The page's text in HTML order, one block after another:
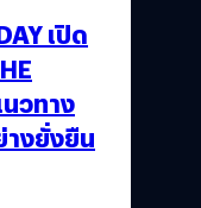
เปิด
วทาง
งยั่งยืน